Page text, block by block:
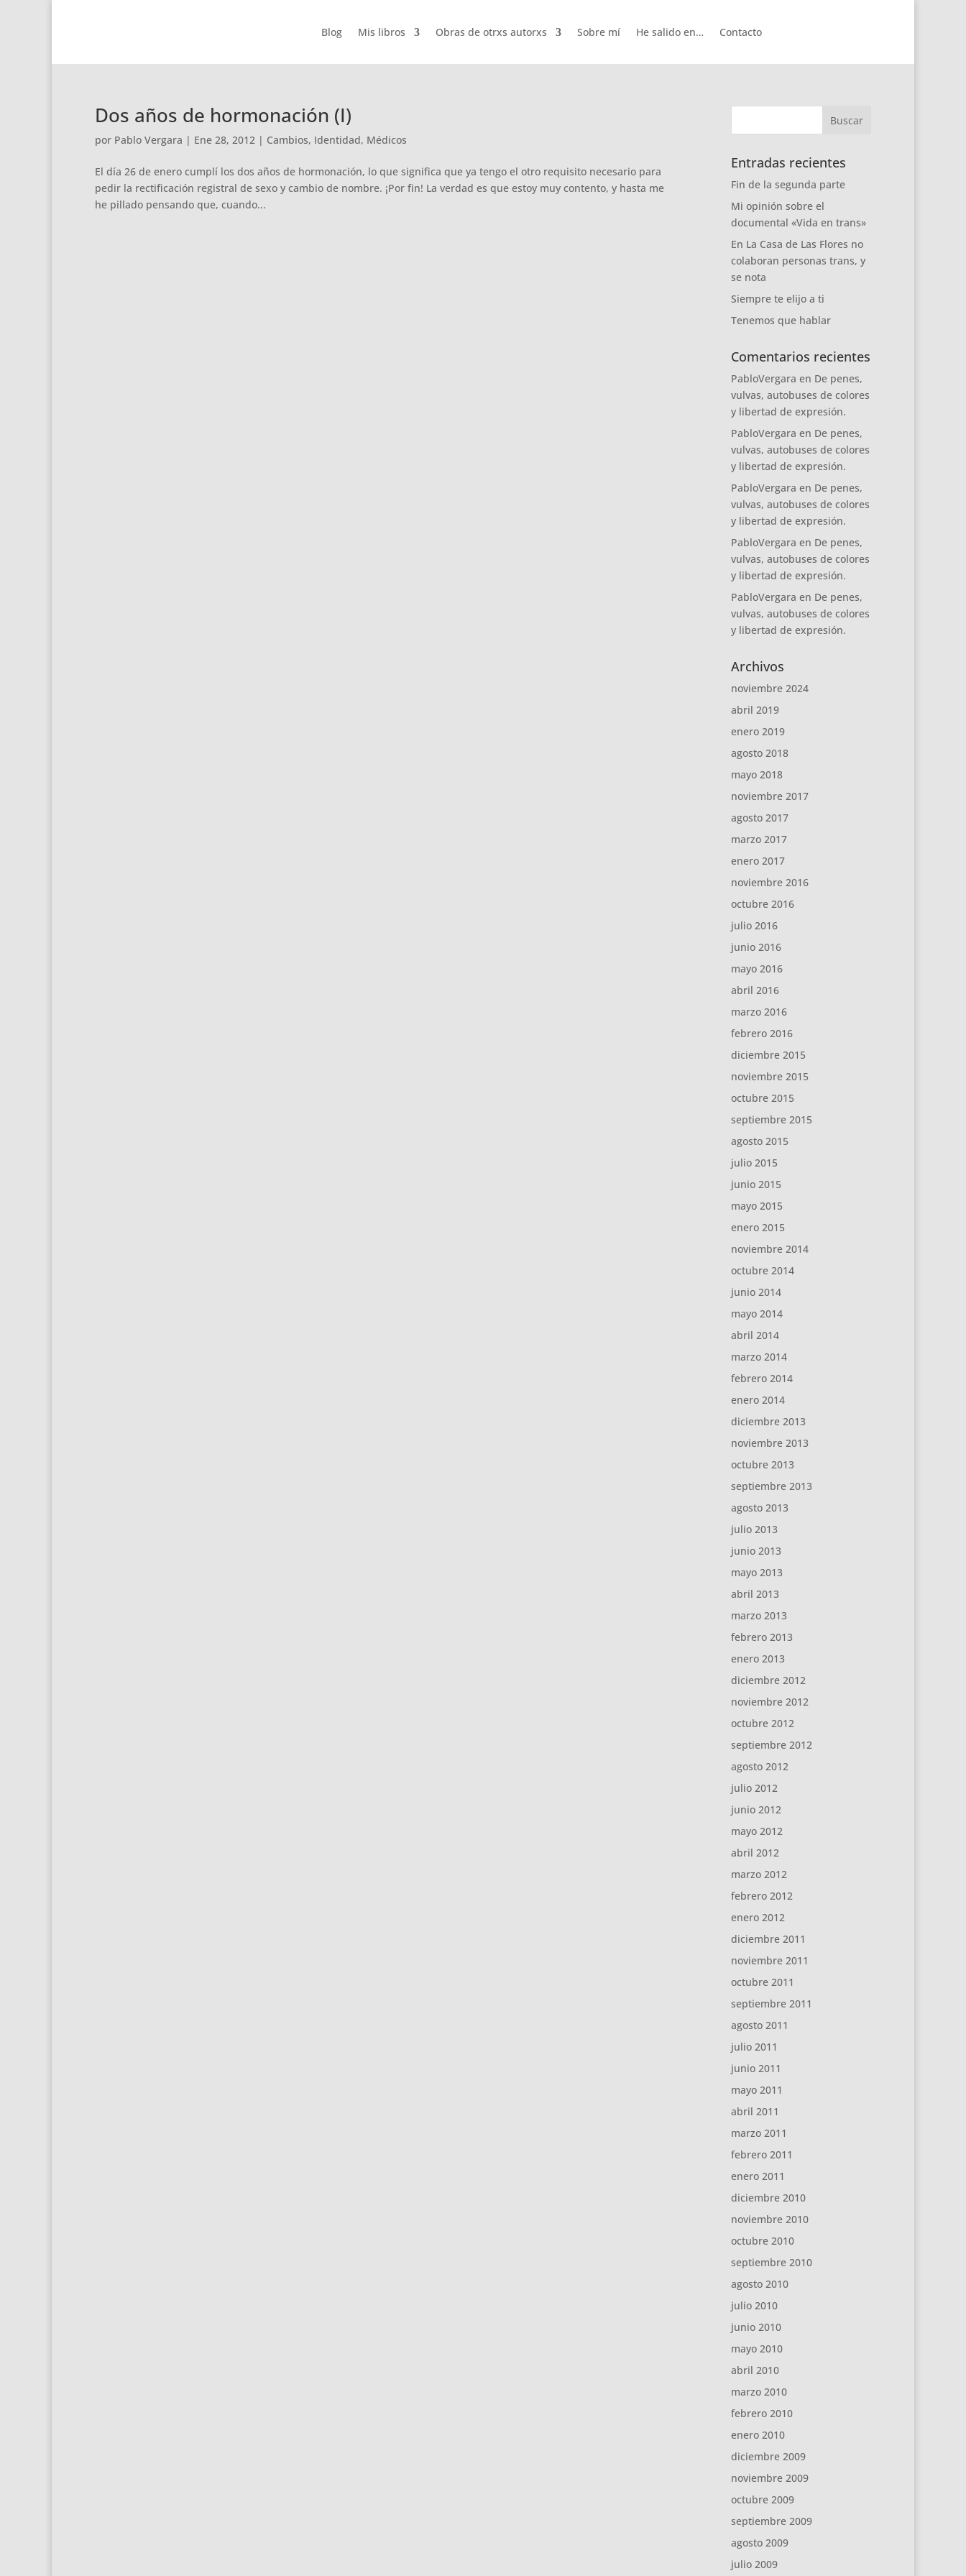
Blog Mis libros Obras de otrxs autorxs Sobre mí He salido en… Contacto
Dos años de hormonación (I)
por Pablo Vergara | Ene 28, 2012 | Cambios, Identidad, Médicos
El día 26 de enero cumplí los dos años de hormonación, lo que significa que ya tengo el otro requisito necesario para
pedir la rectificación registral de sexo y cambio de nombre. ¡Por fin! La verdad es que estoy muy contento, y hasta me
he pillado pensando que, cuando...
Entradas recientes
Fin de la segunda parte
Mi opinión sobre el
documental «Vida en trans»
En La Casa de Las Flores no
colaboran personas trans, y
se nota
Siempre te elijo a ti
Tenemos que hablar
Comentarios recientes
PabloVergara en De penes,
vulvas, autobuses de colores
y libertad de expresión.
PabloVergara en De penes,
vulvas, autobuses de colores
y libertad de expresión.
PabloVergara en De penes,
vulvas, autobuses de colores
y libertad de expresión.
PabloVergara en De penes,
vulvas, autobuses de colores
y libertad de expresión.
PabloVergara en De penes,
vulvas, autobuses de colores
y libertad de expresión.
Archivos
noviembre 2024
abril 2019
enero 2019
agosto 2018
mayo 2018
noviembre 2017
agosto 2017
marzo 2017
enero 2017
noviembre 2016
octubre 2016
julio 2016
junio 2016
mayo 2016
abril 2016
marzo 2016
febrero 2016
diciembre 2015
noviembre 2015
octubre 2015
septiembre 2015
agosto 2015
julio 2015
junio 2015
mayo 2015
enero 2015
noviembre 2014
octubre 2014
junio 2014
mayo 2014
abril 2014
marzo 2014
febrero 2014
enero 2014
diciembre 2013
noviembre 2013
octubre 2013
septiembre 2013
agosto 2013
julio 2013
junio 2013
mayo 2013
abril 2013
marzo 2013
febrero 2013
enero 2013
diciembre 2012
noviembre 2012
octubre 2012
septiembre 2012
agosto 2012
julio 2012
junio 2012
mayo 2012
abril 2012
marzo 2012
febrero 2012
enero 2012
diciembre 2011
noviembre 2011
octubre 2011
septiembre 2011
agosto 2011
julio 2011
junio 2011
mayo 2011
abril 2011
marzo 2011
febrero 2011
enero 2011
diciembre 2010
noviembre 2010
octubre 2010
septiembre 2010
agosto 2010
julio 2010
junio 2010
mayo 2010
abril 2010
marzo 2010
febrero 2010
enero 2010
diciembre 2009
noviembre 2009
octubre 2009
septiembre 2009
agosto 2009
julio 2009